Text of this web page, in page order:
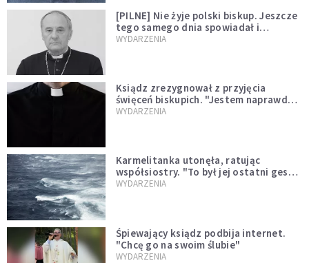
[PILNE] Nie żyje polski biskup. Jeszcze
tego samego dnia spowiadał i
sprawował Mszę świętą
WYDARZENIA
Ksiądz zrezygnował z przyjęcia
święceń biskupich. "Jestem naprawdę
niegodny"
WYDARZENIA
Karmelitanka utonęła, ratując
współsiostry. "To był jej ostatni gest
miłości"
WYDARZENIA
Śpiewający ksiądz podbija internet.
"Chcę go na swoim ślubie"
WYDARZENIA